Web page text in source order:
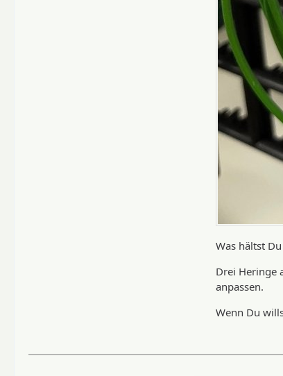
Was hältst
Drei Heringe
anpassen.
Wenn Du